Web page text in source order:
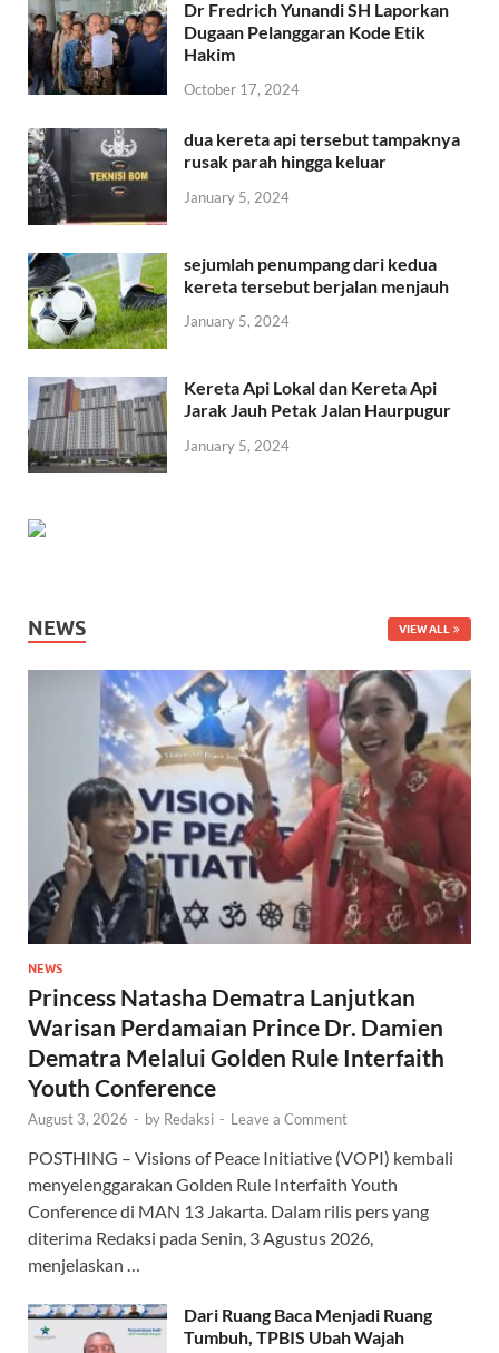
Dr Fredrich Yunandi SH Laporkan
Dugaan Pelanggaran Kode Etik
Hakim
October 17, 2024
dua kereta api tersebut tampaknya
rusak parah hingga keluar
January 5, 2024
sejumlah penumpang dari kedua
kereta tersebut berjalan menjauh
January 5, 2024
Kereta Api Lokal dan Kereta Api
Jarak Jauh Petak Jalan Haurpugur
January 5, 2024
NEWS VIEW ALL
NEWS
Princess Natasha Dematra Lanjutkan
Warisan Perdamaian Prince Dr. Damien
Dematra Melalui Golden Rule Interfaith
Youth Conference
August 3, 2026 - by Redaksi - Leave a Comment
POSTHING – Visions of Peace Initiative (VOPI) kembali
menyelenggarakan Golden Rule Interfaith Youth
Conference di MAN 13 Jakarta. Dalam rilis pers yang
diterima Redaksi pada Senin, 3 Agustus 2026,
menjelaskan …
Dari Ruang Baca Menjadi Ruang
Tumbuh, TPBIS Ubah Wajah